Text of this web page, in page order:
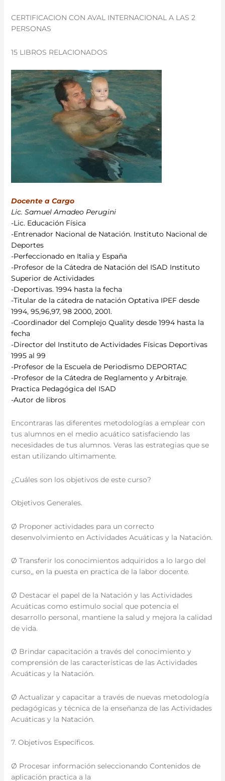
CERTIFICACION CON AVAL INTERNACIONAL A LAS 2
PERSONAS
15 LIBROS RELACIONADOS
Docente a Cargo
Lic. Samuel Amadeo Perugini
-Lic. Educación Física
-Entrenador Nacional de Natación. Instituto Nacional de
Deportes
-Perfeccionado en Italia y España
-Profesor de la Cátedra de Natación del ISAD Instituto
Superior de Actividades
-Deportivas. 1994 hasta la fecha
-Titular de la cátedra de natación Optativa IPEF desde
1994, 95,96,97, 98 2000, 2001.
-Coordinador del Complejo Quality desde 1994 hasta la
fecha
-Director del Instituto de Actividades Físicas Deportivas
1995 al 99
-Profesor de la Escuela de Periodismo DEPORTAC
-Profesor de la Cátedra de Reglamento y Arbitraje.
Practica Pedagógica del ISAD
-Autor de libros
Encontraras las diferentes metodologías a emplear con
tus alumnos en el medio acuático satisfaciendo las
necesidades de tus alumnos. Veras las estrategias que se
estan utilizando ultimamente.
¿Cuáles son los objetivos de este curso?
Objetivos Generales.
Ø Proponer actividades para un correcto
desenvolvimiento en Actividades Acuáticas y la Natación.
Ø Transferir los conocimientos adquiridos a lo largo del
curso,, en la puesta en practica de la labor docente.
Ø Destacar el papel de la Natación y las Actividades
Acuáticas como estimulo social que potencia el
desarrollo personal, mantiene la salud y mejora la calidad
de vida.
Ø Brindar capacitación a través del conocimiento y
comprensión de las características de las Actividades
Acuáticas y la Natación.
Ø Actualizar y capacitar a través de nuevas metodología
pedagógicas y técnica de la enseñanza de las Actividades
Acuáticas y la Natación.
7. Objetivos Específicos.
Ø Procesar información seleccionando Contenidos de
aplicación practica a la